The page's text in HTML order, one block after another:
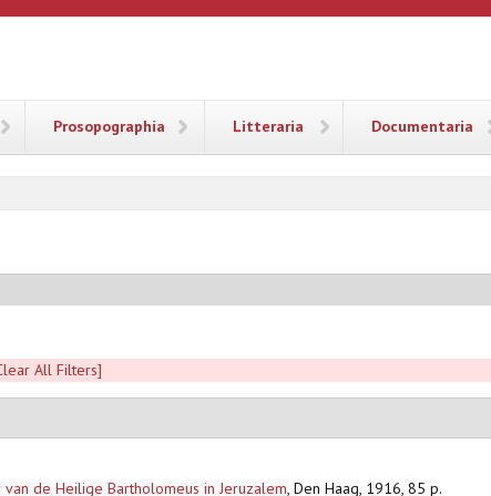
Prosopographia Litteraria Documentaria
All Filters]
de Heilige Bartholomeus in Jeruzalem, Den Haag, 1916, 85 p.